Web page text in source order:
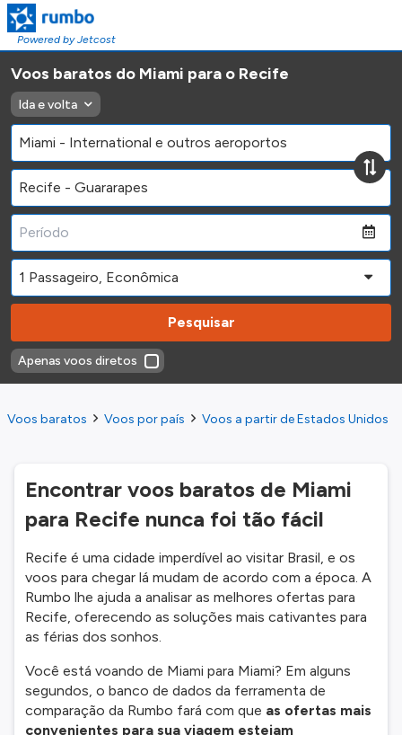
Powered by Jetcost
Voos baratos do Miami para o Recife
Ida e volta
Pesquisar
Apenas voos diretos
Voos baratos Voos por país Voos a partir de Estados Unidos
Encontrar voos baratos de Miami
para Recife nunca foi tão fácil
Recife é uma cidade imperdível ao visitar Brasil, e os
voos para chegar lá mudam de acordo com a época. A
Rumbo lhe ajuda a analisar as melhores ofertas para
Recife, oferecendo as soluções mais cativantes para
as férias dos sonhos.
Você está voando de Miami para Miami? Em alguns
segundos, o banco de dados da ferramenta de
comparação da Rumbo fará com que as ofertas mais
convenientes para sua viagem estejam